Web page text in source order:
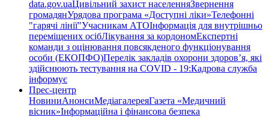
data.gov.uaЦивільний захист населенняЗвернення
громадянУрядова програма «Доступні ліки»Телефонні
"гарячі лінії"Учасникам АТОІнформація для внутрішньо
переміщених осібЛікування за кордономЕкспертні
команди з оцінювання повсякденого функціонування
особи (ЕКОПФО)Перелік закладів охорони здоров’я, які
здійснюють тестування на COVID - 19:Кадрова служба
інформує
Прес-центр
НовиниАнонсиМедіагалереяГазета «Медичний
вісник»Інформаційна і фінансова безпека